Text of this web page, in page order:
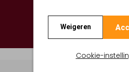
Weigeren
Cookie-